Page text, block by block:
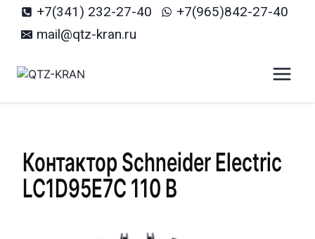
Перейти
содержанию
+7(341) 232-27-40
+7(965)842-27-40
mail@qtz-kran.ru
Контактор Schneider Electric
LC1D95E7C 110 В